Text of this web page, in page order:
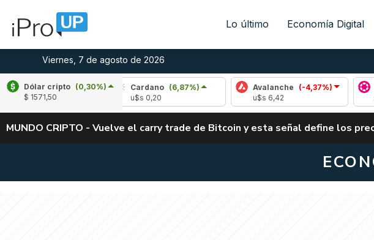
Lo último Economía Digital
Viernes, 7 de agosto de 2026
Dólar cripto (0,30%)
$ 1571,50
(-2,34%)
Cardano (6,87%)
Avalanche
(-4,37%)
MUNDO CRIPTO - Vuelve el carry trade de Bitcoin y esta señal define los